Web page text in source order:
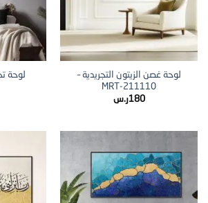
لوحة غصن الزيتون التجريدية –
MRT-211110
180ر.س